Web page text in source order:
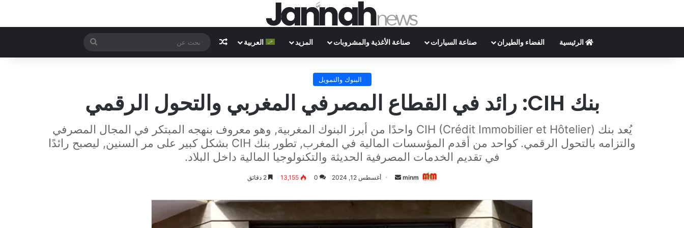
الرئيسية الفضاء والطيران صناعة السيارات صناعة الأغذية والمشروبات المزيد العربية مقال عشوائي
بحث
عن
البنوك والتمويل
بنك CIH: رائد في القطاع المصرفي المغربي والتحول الرقمي
يُعد بنك CIH (Crédit Immobilier et Hôtelier) واحدًا من أبرز البنوك المغربية, وهو معروف بنهجه المبتكر في المجال المصرفي
والتزامه بالتحول الرقمي. كواحد من أقدم المؤسسات المالية في المغرب, تطور بنك CIH بشكل كبير على مر السنين, ليصبح رائدًا
في تقديم الخدمات المصرفية الحديثة والتكنولوجيا المالية داخل البلاد.
minm
أرسل
إلكترونيا
أغسطس 12, 2024 0
13,155 2 دقائق